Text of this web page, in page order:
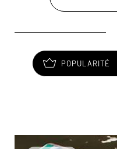
POPULARITÉ